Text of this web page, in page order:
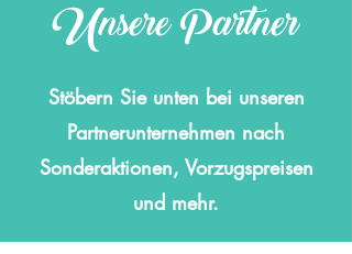
Unsere Partner
Stöbern Sie unten bei unseren
Partnerunternehmen nach
Sonderaktionen, Vorzugspreisen
und mehr.